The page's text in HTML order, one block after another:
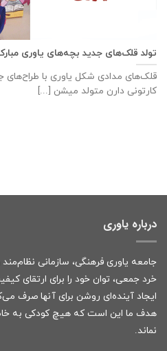
تولد قلک‌های جدید بچه‌های یاوری
قلک‌های مدادی شکل یاوری با طراح‌های
کارتونی دارن متولد میشن [...]
درباره یاوری
جامعه یاوری فرهنگی، سازمانی
خرد جمعی، توان خود را برای ارتقای
ایجاد آینده‌ای روشن برای آنها صرف
هدف ما این است که هیچ کودکی به
نماند.